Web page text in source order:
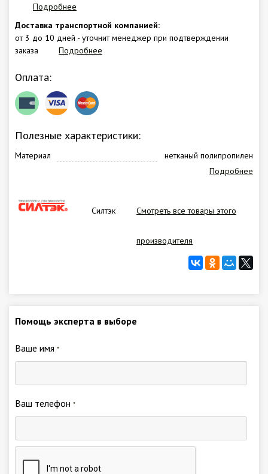
Подробнее
Доставка транспортной компанией:
от 3 до 10 дней - уточнит менеджер при подтверждении
заказа
Подробнее
Оплата:
Полезные характеристики:
Материал
нетканый полипропилен
Подробнее
Силтэк Смотреть все товары этого
производителя
Помощь эксперта в выборе
Ваше имя *
Ваш телефон *